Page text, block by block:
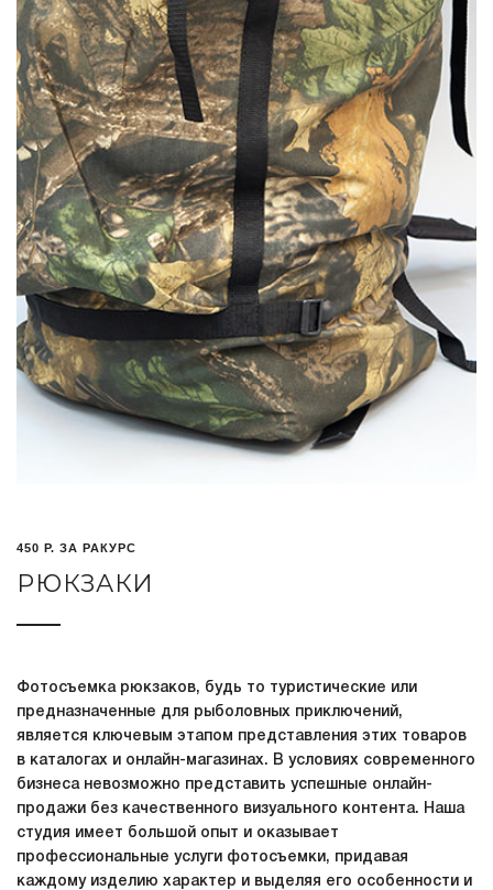
450 Р. ЗА РАКУРС
РЮКЗАКИ
Фотосъемка рюкзаков, будь то туристические или
предназначенные для рыболовных приключений,
является ключевым этапом представления этих товаров
в каталогах и онлайн-магазинах. В условиях современного
бизнеса невозможно представить успешные онлайн-
продажи без качественного визуального контента. Наша
студия имеет большой опыт и оказывает
профессиональные услуги фотосъемки, придавая
каждому изделию характер и выделяя его особенности и